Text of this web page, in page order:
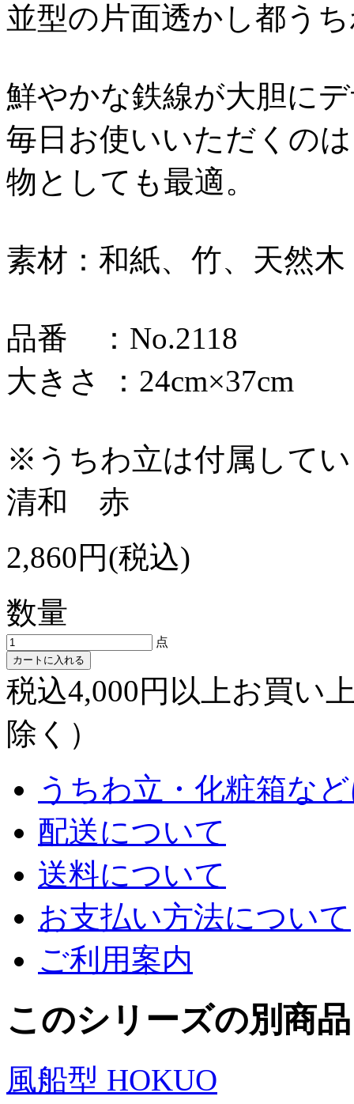
並型の片面透かし都う
鮮やかな鉄線が大胆に
毎日お使いいただくの
物としても最適。
素材：和紙、竹、天然木
品番 ：No.2118
大きさ ：24cm×37cm
※うちわ立は付属して
清和 赤
2,860円(税込)
数量
点
カートに入れる
税込4,000円以上お買い
除く）
うちわ立・化粧箱な
配送について
送料について
お支払い方法について
ご利用案内
このシリーズの別商品
風船型 HOKUO